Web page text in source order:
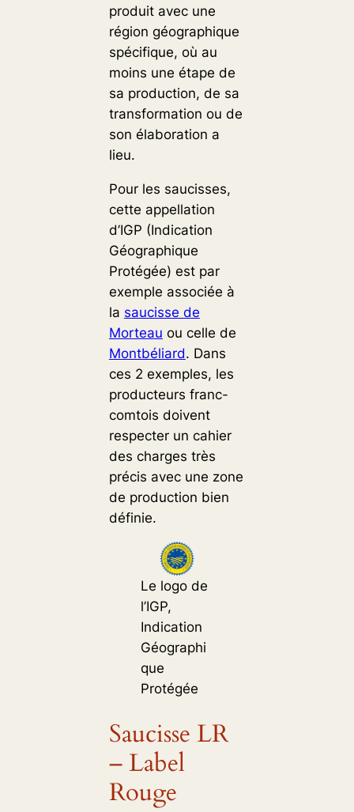
produit avec une
région géographique
spécifique, où au
moins une étape de
sa production, de sa
transformation ou de
son élaboration a
lieu.
Pour les saucisses,
cette appellation
d’IGP (Indication
Géographique
Protégée) est par
exemple associée à
la saucisse de
Morteau ou celle de
Montbéliard. Dans
ces 2 exemples, les
producteurs franc-
comtois doivent
respecter un cahier
des charges très
précis avec une zone
de production bien
définie.
Le logo de
l’IGP,
Indication
Géographi
que
Protégée
Saucisse LR
– Label
Rouge